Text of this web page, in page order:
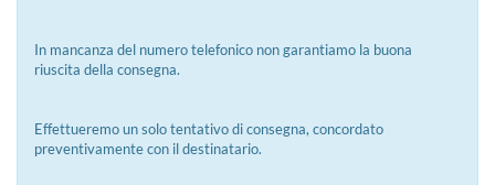
In mancanza del numero telefonico non garantiamo la buona
riuscita della consegna.
Effettueremo un solo tentativo di consegna, concordato
preventivamente con il destinatario.